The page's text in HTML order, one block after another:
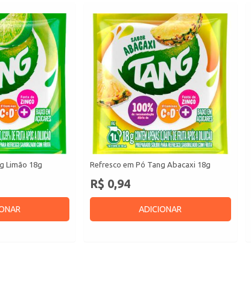
Limão 18g Refresco em Pó Tang Abacaxi 18g
R$ 0,94
ADICIONAR